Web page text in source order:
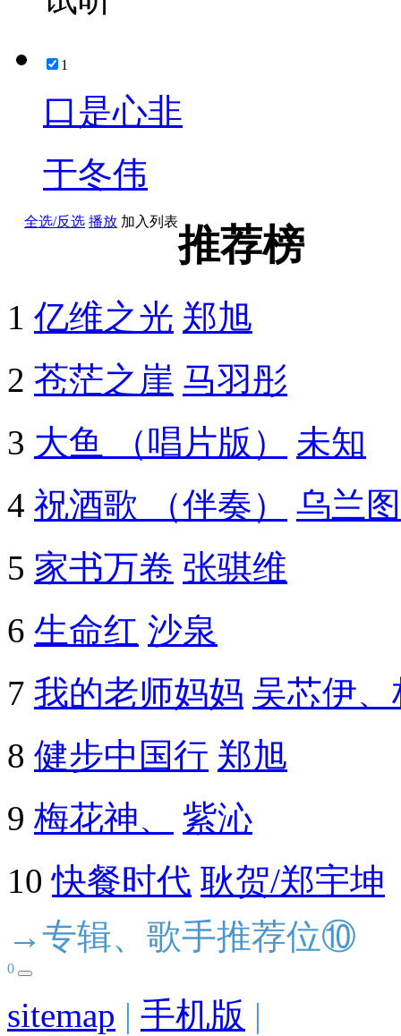
1
口是心非
于冬伟
全选/反选 播放 加入列表
推荐榜
1 亿维之光 郑旭
2 苍茫之崖 马羽彤
3 大鱼 （唱片版）
未知
4 祝酒歌 （伴奏）
乌兰
5 家书万卷 张骐维
6 生命红 沙泉
7 我的老师妈妈 吴芯伊
8 健步中国行 郑旭
9 梅花神、
紫沁
10 快餐时代 耿贺/郑宇坤
→专辑、歌手推荐位⑩
0
sitemap | 手机版 |